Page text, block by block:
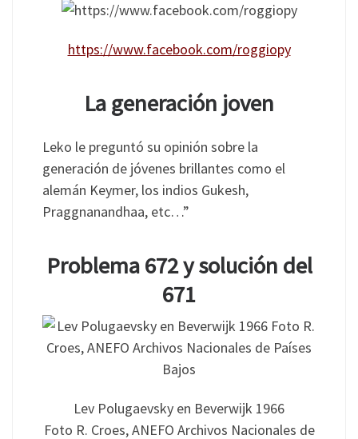
https://www.facebook.com/roggiopy
La generación joven
Leko le preguntó su opinión sobre la
generación de jóvenes brillantes como el
alemán Keymer, los indios Gukesh,
Praggnanandhaa, etc…”
Problema 672 y solución del
671
Lev Polugaevsky en Beverwijk 1966
Foto R. Croes, ANEFO Archivos Nacionales de